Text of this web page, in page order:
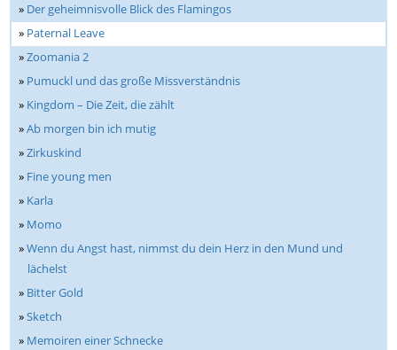
» Der geheimnisvolle Blick des Flamingos
» Paternal Leave
»Zoomania 2
» Pumuckl und das große Missverständnis
» Kingdom – Die Zeit, die zählt
»Ab morgen bin ich mutig
»Zirkuskind
» Fine young men
» Karla
» Momo
»Wenn du Angst hast, nimmst du dein Herz in den Mund und
lächelst
» Bitter Gold
»Sketch
» Memoiren einer Schnecke